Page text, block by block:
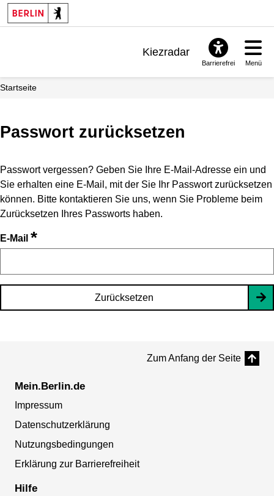
Kiezradar
Barrierefrei Menü
Startseite
Passwort zurücksetzen
Passwort vergessen? Geben Sie Ihre E-Mail-Adresse ein und
Sie erhalten eine E-Mail, mit der Sie Ihr Passwort zurücksetzen
können. Bitte kontaktieren Sie uns, wenn Sie Probleme beim
Zurücksetzen Ihres Passworts haben.
E-Mail *
Zurücksetzen
Zum Anfang der Seite
Mein.Berlin.de
Impressum
Datenschutzerklärung
Nutzungsbedingungen
Erklärung zur Barrierefreiheit
Hilfe